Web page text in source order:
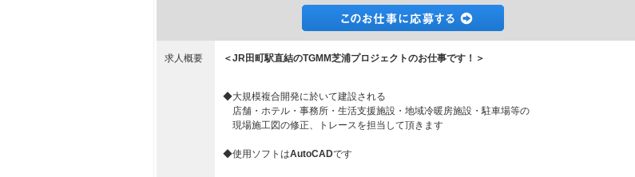
求人概要 ＜JR田町駅直結のTGMM芝浦プロジェクトのお仕事です！＞
◆大規模複合開発に於いて建設される
店舗・ホテル・事務所・生活支援施設・地域冷暖房施設・駐車場等の
現場施工図の修正、トレースを担当して頂きます
◆使用ソフトはAutoCADです